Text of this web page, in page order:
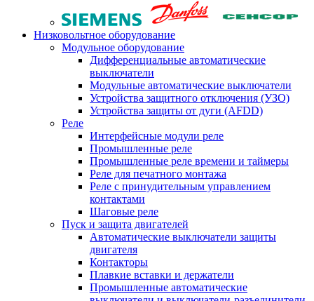
Низковольтное оборудование
Модульное оборудование
Дифференциальные автоматические
выключатели
Модульные автоматические выключатели
Устройства защитного отключения (УЗО)
Устройства защиты от дуги (AFDD)
Реле
Интерфейсные модули реле
Промышленные реле
Промышленные реле времени и таймеры
Реле для печатного монтажа
Реле с принудительным управлением
контактами
Шаговые реле
Пуск и защита двигателей
Автоматические выключатели защиты
двигателя
Контакторы
Плавкие вставки и держатели
Промышленные автоматические